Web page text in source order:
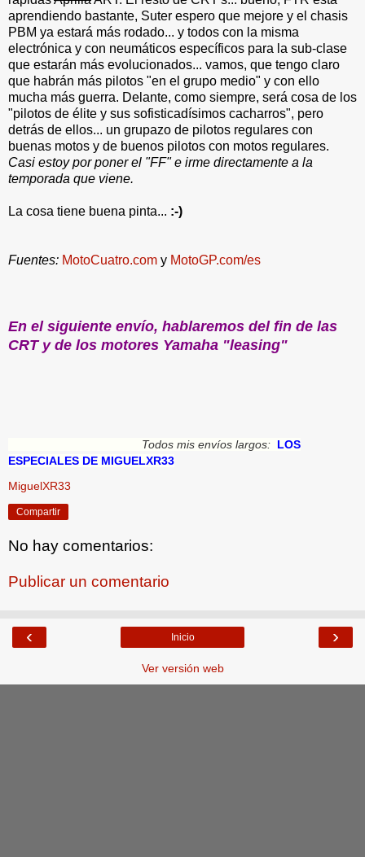
aprendiendo bastante, Suter espero que mejore y el chasis
PBM ya estará más rodado... y todos con la misma
electrónica y con neumáticos específicos para la sub-clase
que estarán más evolucionados... vamos, que tengo claro
que habrán más pilotos "en el grupo medio" y con ello
mucha más guerra. Delante, como siempre, será cosa de los
"pilotos de élite y sus sofisticadísimos cacharros", pero
detrás de ellos... un grupazo de pilotos regulares con
buenas motos y de buenos pilotos con motos regulares.
Casi estoy por poner el "FF" e irme directamente a la
temporada que viene.
La cosa tiene buena pinta... :-)
Fuentes: MotoCuatro.com y MotoGP.com/es
En el siguiente envío, hablaremos del fin de las
CRT y de los motores Yamaha "leasing"
Todos mis envíos largos: LOS
ESPECIALES DE MIGUELXR33
MiguelXR33
Compartir
No hay comentarios:
Publicar un comentario
‹ ›
Inicio
Ver versión web